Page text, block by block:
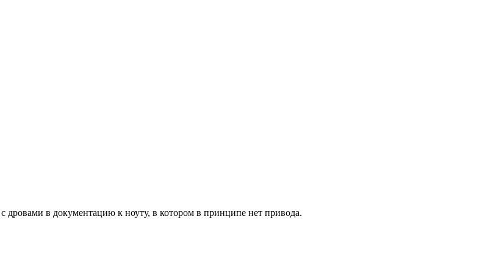
в документацию к ноуту, в котором в принципе нет привода.